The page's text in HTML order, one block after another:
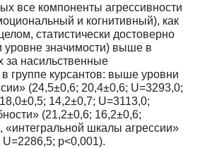
все компоненты агрессивности
и когнитивный), как
статистически достоверно
значимости) выше в
за насильственные
группе курсантов: выше уровни
(24,5±0,6; 20,4±0,6; U=3293,0;
14,2±0,7; U=3113,0;
(21,2±0,6; 16,2±0,6;
«интегральной шкалы агрессии»
p<0,001).